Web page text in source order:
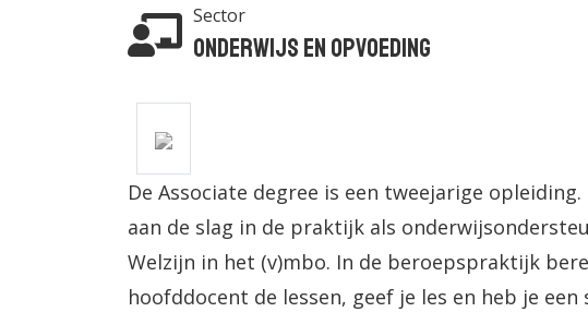
Sector
Onderwijs en Opvoeding
De Associate degree is een tweejarige
aan de slag in de praktijk als
Welzijn in het (v)mbo. In de beroepspraktijk
hoofddocent de lessen, geef je les en heb je een